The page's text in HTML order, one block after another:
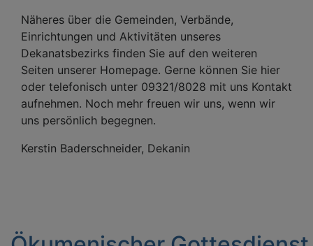
Näheres über die Gemeinden, Verbände,
Einrichtungen und Aktivitäten unseres
Dekanatsbezirks finden Sie auf den weiteren
Seiten unserer Homepage. Gerne können Sie hier
oder telefonisch unter 09321/8028 mit uns Kontakt
aufnehmen. Noch mehr freuen wir uns, wenn wir
uns persönlich begegnen.
Kerstin Baderschneider, Dekanin